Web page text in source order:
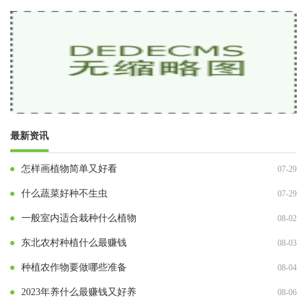
最新资讯
怎样画植物简单又好看 07-29
什么蔬菜好种不生虫 07-29
一般室内适合栽种什么植物 08-02
东北农村种植什么最赚钱 08-03
种植农作物要做哪些准备 08-04
2023年养什么最赚钱又好养 08-06